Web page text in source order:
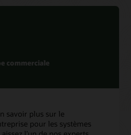
commerciale
savoir plus sur le
pour les systèmes